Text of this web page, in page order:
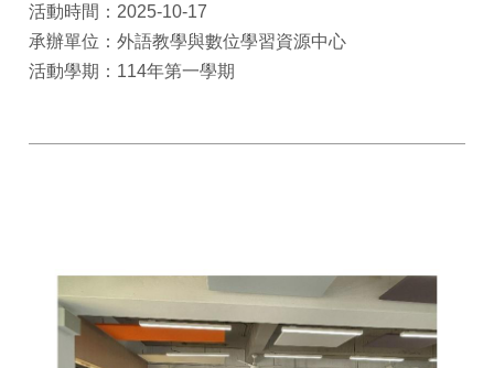
活動時間：2025-10-17
承辦單位：外語教學與數位學習資源中心
活動學期：114年第一學期